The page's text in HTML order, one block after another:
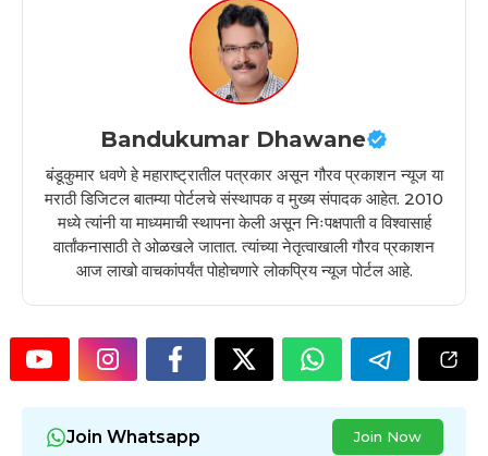
Bandukumar Dhawane
बंडूकुमार धवणे हे महाराष्ट्रातील पत्रकार असून गौरव प्रकाशन न्यूज या
मराठी डिजिटल बातम्या पोर्टलचे संस्थापक व मुख्य संपादक आहेत. 2010
मध्ये त्यांनी या माध्यमाची स्थापना केली असून निःपक्षपाती व विश्वासार्ह
वार्तांकनासाठी ते ओळखले जातात. त्यांच्या नेतृत्वाखाली गौरव प्रकाशन
आज लाखो वाचकांपर्यंत पोहोचणारे लोकप्रिय न्यूज पोर्टल आहे.
Join Whatsapp Join Now